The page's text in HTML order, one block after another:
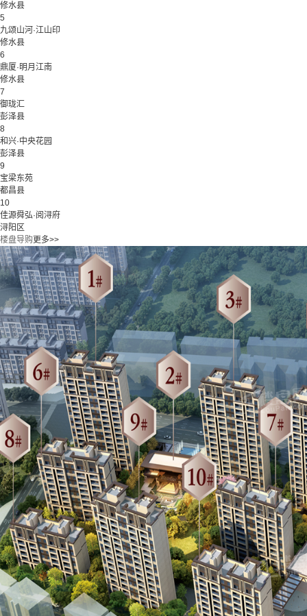
修水县
5
九颂山河·江山印
修水县
6
鼎厦·明月江南
修水县
7
御珑汇
彭泽县
8
和兴·中央花园
彭泽县
9
宝梁东苑
都昌县
10
佳源舜弘·阅浔府
浔阳区
楼盘导购更多>>